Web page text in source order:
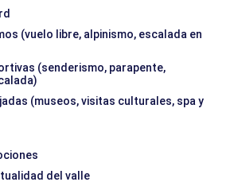
(vuelo libre, alpinismo, escalada en
(senderismo, parapente,
(museos, visitas culturales, spa y
del valle